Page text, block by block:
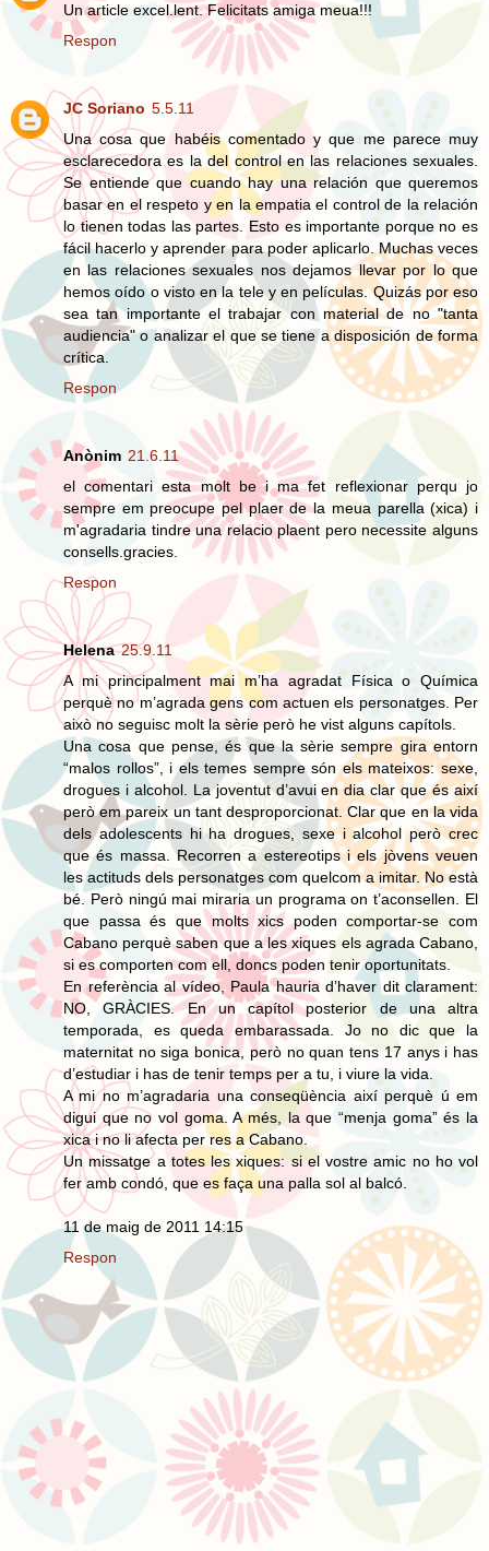
Un article excel.lent. Felicitats amiga meua!!!
Respon
JC Soriano 5.5.11
Una cosa que habéis comentado y que me parece muy
esclarecedora es la del control en las relaciones sexuales.
Se entiende que cuando hay una relación que queremos
basar en el respeto y en la empatia el control de la relación
lo tienen todas las partes. Esto es importante porque no es
fácil hacerlo y aprender para poder aplicarlo. Muchas veces
en las relaciones sexuales nos dejamos llevar por lo que
hemos oído o visto en la tele y en películas. Quizás por eso
sea tan importante el trabajar con material de no "tanta
audiencia" o analizar el que se tiene a disposición de forma
crítica.
Respon
Anònim 21.6.11
el comentari esta molt be i ma fet reflexionar perqu jo
sempre em preocupe pel plaer de la meua parella (xica) i
m'agradaria tindre una relacio plaent pero necessite alguns
consells.gracies.
Respon
Helena 25.9.11
A mi principalment mai m’ha agradat Física o Química
perquè no m’agrada gens com actuen els personatges. Per
això no seguisc molt la sèrie però he vist alguns capítols.
Una cosa que pense, és que la sèrie sempre gira entorn
“malos rollos”, i els temes sempre són els mateixos: sexe,
drogues i alcohol. La joventut d’avui en dia clar que és així
però em pareix un tant desproporcionat. Clar que en la vida
dels adolescents hi ha drogues, sexe i alcohol però crec
que és massa. Recorren a estereotips i els jòvens veuen
les actituds dels personatges com quelcom a imitar. No està
bé. Però ningú mai miraria un programa on t’aconsellen. El
que passa és que molts xics poden comportar-se com
Cabano perquè saben que a les xiques els agrada Cabano,
si es comporten com ell, doncs poden tenir oportunitats.
En referència al vídeo, Paula hauria d’haver dit clarament:
NO, GRÀCIES. En un capítol posterior de una altra
temporada, es queda embarassada. Jo no dic que la
maternitat no siga bonica, però no quan tens 17 anys i has
d’estudiar i has de tenir temps per a tu, i viure la vida.
A mi no m’agradaria una conseqüència així perquè ú em
digui que no vol goma. A més, la que “menja goma” és la
xica i no li afecta per res a Cabano.
Un missatge a totes les xiques: si el vostre amic no ho vol
fer amb condó, que es faça una palla sol al balcó.
11 de maig de 2011 14:15
Respon